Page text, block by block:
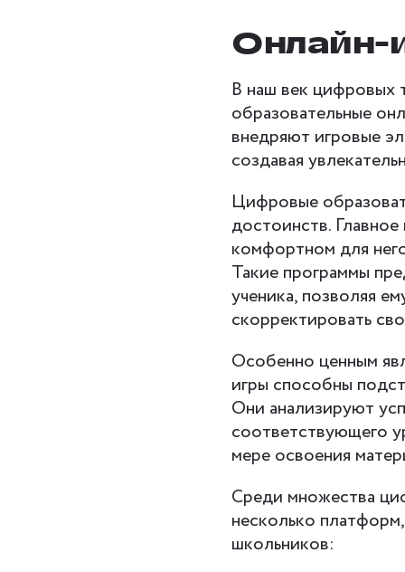
Онлайн-
В наш век цифровых
образовательные
внедряют игровые
создавая
Цифровые
достоинств.
комфортном для
Такие программы
ученика, позволяя
скорректировать
Особенно ценным
игры способны
Они анализируют
соответствующего
мере освоения
Среди множества
несколько
школьников: